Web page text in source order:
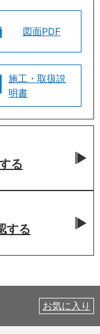
図面PDF
施工・取扱説
明書
る
する
お気に入り